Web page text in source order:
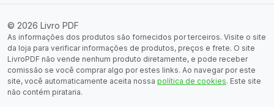
© 2026 Livro PDF
As informações dos produtos são fornecidos por terceiros. Visite o site
da loja para verificar informações de produtos, preços e frete. O site
LivroPDF não vende nenhum produto diretamente, e pode receber
comissão se você comprar algo por estes links. Ao navegar por este
site, você automaticamente aceita nossa política de cookies. Este site
não contém pirataria.